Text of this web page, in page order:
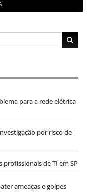
para a rede elétrica
por risco de
profissionais de TI em SP
ameaças e golpes